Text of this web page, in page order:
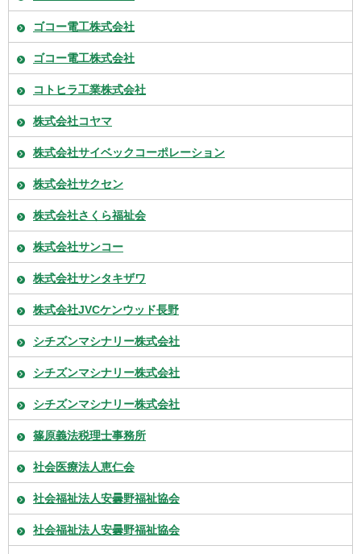
ゴコー電工株式会社
ゴコー電工株式会社
コトヒラ工業株式会社
株式会社コヤマ
株式会社サイベックコーポレーション
株式会社サクセン
株式会社さくら福祉会
株式会社サンコー
株式会社サンタキザワ
株式会社JVCケンウッド長野
シチズンマシナリー株式会社
シチズンマシナリー株式会社
シチズンマシナリー株式会社
篠原義法税理士事務所
社会医療法人恵仁会
社会福祉法人安曇野福祉協会
社会福祉法人安曇野福祉協会